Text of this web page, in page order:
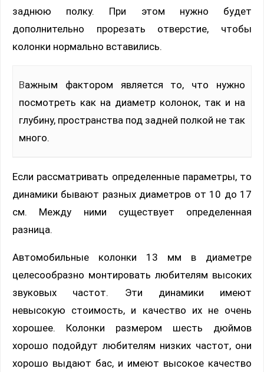
заднюю полку. При этом нужно будет
дополнительно прорезать отверстие, чтобы
колонки нормально вставились.
Важным фактором является то, что нужно
посмотреть как на диаметр колонок, так и на
глубину, пространства под задней полкой не так
много.
Если рассматривать определенные параметры, то
динамики бывают разных диаметров от 10 до 17
см. Между ними существует определенная
разница.
Автомобильные колонки 13 мм в диаметре
целесообразно монтировать любителям высоких
звуковых частот. Эти динамики имеют
невысокую стоимость, и качество их не очень
хорошее. Колонки размером шесть дюймов
хорошо подойдут любителям низких частот, они
хорошо выдают бас, и имеют высокое качество